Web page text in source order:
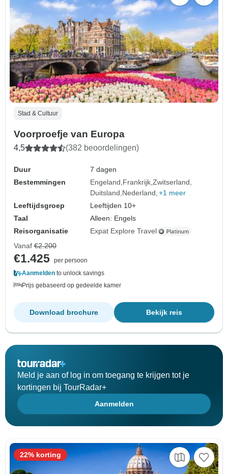
Stad & Cultuur
Voorproefje van Europa
4,5 (382 beoordelingen)
Duur
7 dagen
Bestemmingen
Engeland Frankrijk Zwitserland
Duitsland Nederland +1 meer
Leeftijdsgroep
Leeftijden 10+
Taal
Alleen: Engels
Reisorganisatie
Expat Explore Travel
Vanaf €2.200
€1.425 per persoon
Aanmelden to unlock savings
Prijs gebaseerd op gedeelde kamer
Bekijk reis
Download brochure
Meld je aan of log in om toegang te krijgen tot je
kortingen bij TourRadar+
Aanmelden
22% korting